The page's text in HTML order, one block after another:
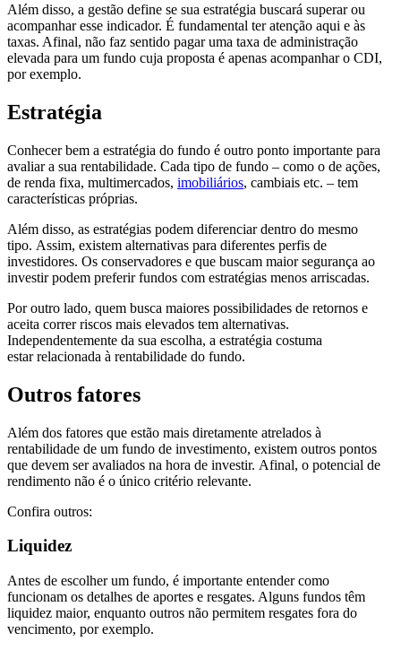
Além disso, a gestão define se sua estratégia buscará superar ou
acompanhar esse indicador. É fundamental ter atenção aqui e às
taxas. Afinal, não faz sentido pagar uma taxa de administração
elevada para um fundo cuja proposta é apenas acompanhar o CDI,
por exemplo.
Estratégia
Conhecer bem a estratégia do fundo é outro ponto importante para
avaliar a sua rentabilidade. Cada tipo de fundo – como o de ações,
de renda fixa, multimercados, imobiliários, cambiais etc. – tem
características próprias.
Além disso, as estratégias podem diferenciar dentro do mesmo
tipo. Assim, existem alternativas para diferentes perfis de
investidores. Os conservadores e que buscam maior segurança ao
investir podem preferir fundos com estratégias menos arriscadas.
Por outro lado, quem busca maiores possibilidades de retornos e
aceita correr riscos mais elevados tem alternativas.
Independentemente da sua escolha, a estratégia costuma
estar relacionada à rentabilidade do fundo.
Outros fatores
Além dos fatores que estão mais diretamente atrelados à
rentabilidade de um fundo de investimento, existem outros pontos
que devem ser avaliados na hora de investir. Afinal, o potencial de
rendimento não é o único critério relevante.
Confira outros:
Liquidez
Antes de escolher um fundo, é importante entender como
funcionam os detalhes de aportes e resgates. Alguns fundos têm
liquidez maior, enquanto outros não permitem resgates fora do
vencimento, por exemplo.